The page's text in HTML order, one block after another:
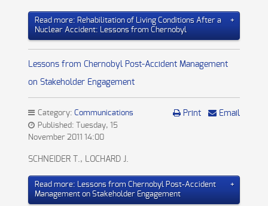
Read more: Rehabilitation of Living Conditions After a
Nuclear Accident: Lessons from Chernobyl
Lessons from Chernobyl Post-Accident Management
on Stakeholder Engagement
Print Email
Category: Communications
Published: Tuesday, 15
November 2011 14:00
SCHNEIDER T., LOCHARD J.
Read more: Lessons from Chernobyl Post-Accident
Management on Stakeholder Engagement